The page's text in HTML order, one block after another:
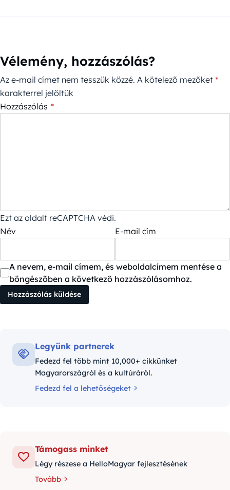
Vélemény, hozzászólás?
Az e-mail címet nem tesszük közzé. A kötelező mezőket *
karakterrel jelöltük
Hozzászólás *
Ezt az oldalt reCAPTCHA védi.
Név
E-mail cím
A nevem, e-mail címem, és weboldalcímem mentése a
böngészőben a következő hozzászólásomhoz.
Legyünk partnerek
Fedezd fel több mint 10,000+ cikkünket
Magyarországról és a kultúráról.
Fedezd fel a lehetőségeket
Támogass minket
Légy részese a HelloMagyar fejlesztésének
Tovább